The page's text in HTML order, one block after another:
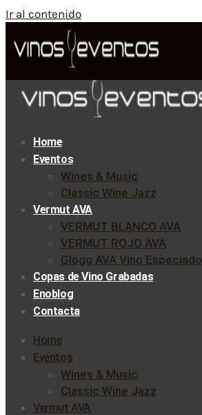
Ir al contenido
Home
Eventos
Wines & Music
Classic Wine Jazz
Vermut AVA
VERMUT BLANCO AVA
VERMUT ROJO AVA
Glögg AVA Vino Especiado
Copas de Vino Grabadas
Enoblog
Contacta
Home
Eventos
Wines & Music
Classic Wine Jazz
Vermut AVA